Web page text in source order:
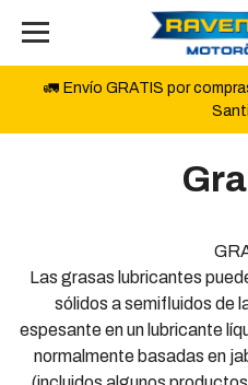
🚛 Envío GRATIS por
Las grasas lubricantes
sólidos a semifluidos de
espesante en un lubricante
normalmente basadas en